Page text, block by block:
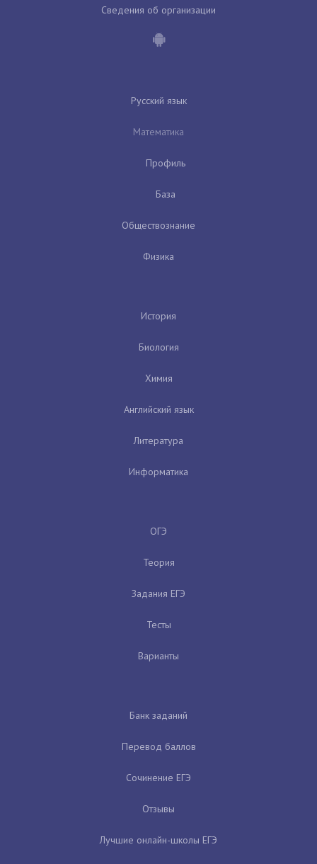
Сведения об организации
Русский язык
Математика
Профиль
База
Обществознание
Физика
История
Биология
Химия
Английский язык
Литература
Информатика
ОГЭ
Теория
Задания ЕГЭ
Тесты
Варианты
Банк заданий
Перевод баллов
Сочинение ЕГЭ
Отзывы
Лучшие онлайн-школы ЕГЭ